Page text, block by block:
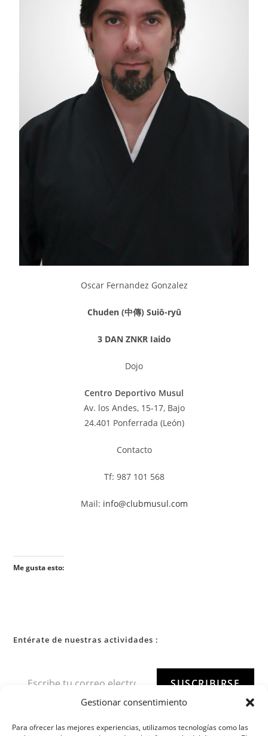
Gestionar consentimiento
Para ofrecer las mejores experiencias, utilizamos tecnologías como las
Oscar Fernandez Gonzalez
Chuden (中傳) Suiō-ryū
3 DAN ZNKR Iaido
Dojo
Centro Deportivo Musul
Av. los Andes, 15-17, Bajo
24.401 Ponferrada (León)
Contacto
Tf: 987 101 568
Mail: info@clubmusul.com
Me gusta esto:
Entérate de nuestras actividades :
SUSCRIBIRSE